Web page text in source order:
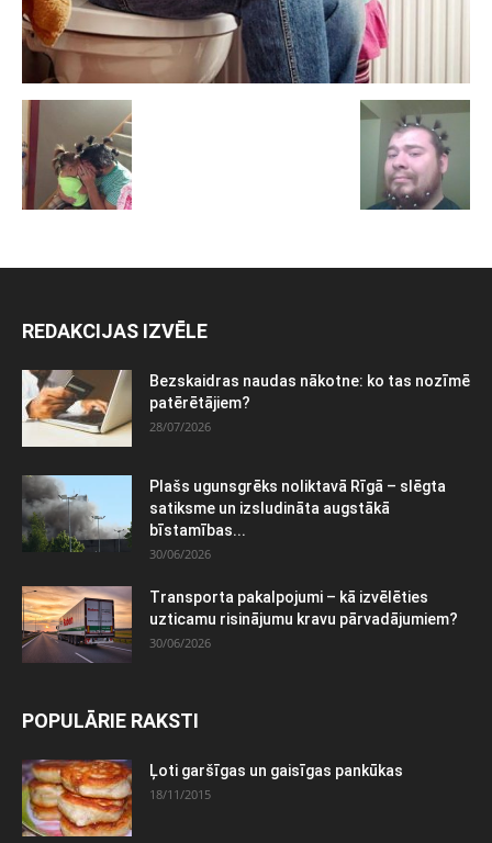
REDAKCIJAS IZVĒLE
Bezskaidras naudas nākotne: ko tas nozīmē
patērētājiem?
28/07/2026
Plašs ugunsgrēks noliktavā Rīgā – slēgta
satiksme un izsludināta augstākā
bīstamības...
30/06/2026
Transporta pakalpojumi – kā izvēlēties
uzticamu risinājumu kravu pārvadājumiem?
30/06/2026
POPULĀRIE RAKSTI
Ļoti garšīgas un gaisīgas pankūkas
18/11/2015